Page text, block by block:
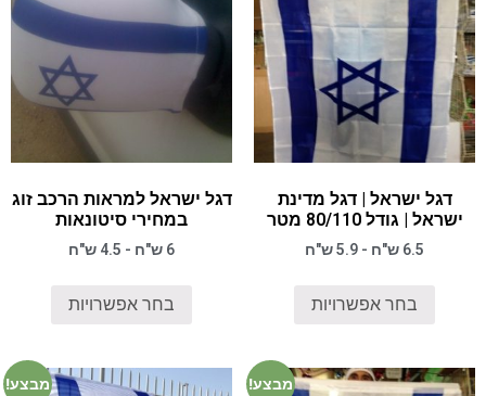
דגל ישראל | דגל מדינת
ישראל | גודל 80/110 מטר
6.5 ש"ח - 5.9 ש"ח
בחר אפשרויות
דגל ישראל למראות הרכב זוג
במחירי סיטונאות
6 ש"ח - 4.5 ש"ח
בחר אפשרויות
מבצע! מבצע!